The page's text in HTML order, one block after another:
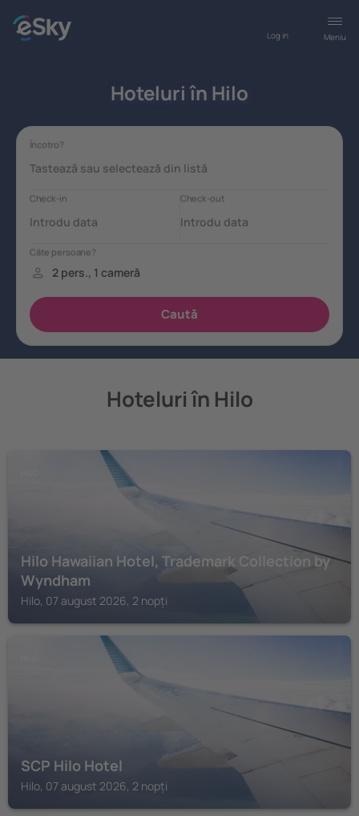
Meniu
Log in
Hoteluri în Hilo
Hoteluri în Hilo
Hilo Hawaiian Hotel, Trademark Collection by
Wyndham
Hilo, 07 august 2026, 2 nopți
SCP Hilo Hotel
Hilo, 07 august 2026, 2 nopți